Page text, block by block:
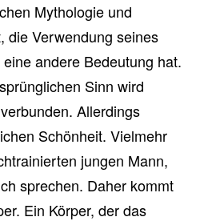
Mythologie und
die Verwendung seines
andere Bedeutung hat.
Sinn wird
Allerdings
Schönheit. Vielmehr
jungen Mann,
sprechen. Daher kommt
Ein Körper, der das